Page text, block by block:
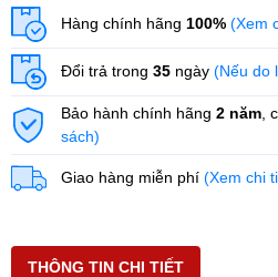
Hàng chính hãng 100% (Xem
Đổi trả trong 35 ngày (Nếu do
Bảo hành chính hãng 2 năm ,
sách)
Giao hàng miễn phí (Xem chi
THÔNG TIN CHI TIẾT